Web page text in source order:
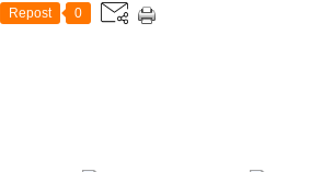
Repost 0